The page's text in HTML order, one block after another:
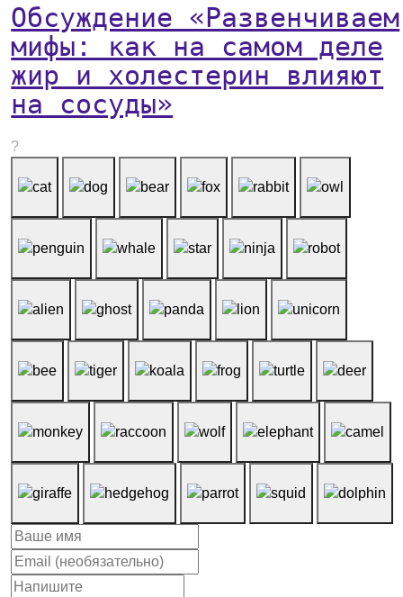
Обсуждение «Развенчиваем
мифы: как на самом деле
жир и холестерин влияют
на сосуды»
?